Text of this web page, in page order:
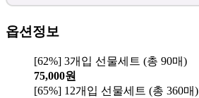
옵션정보
[62%] 3개입 선물세트 (총 90매)
75,000원
[65%] 12개입 선물세트 (총 360매)